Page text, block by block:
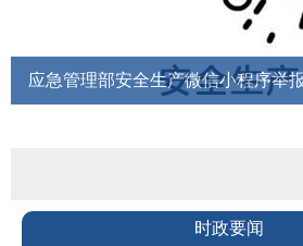
时政要闻